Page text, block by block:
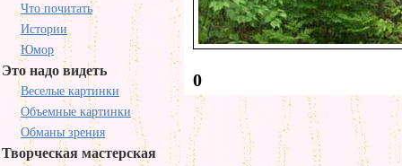
Что почитать
Истории
Юмор
Это надо видеть
Веселые картинки
Объемные картинки
Обманы зрения
Творческая мастерская
0